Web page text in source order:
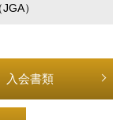
）
入会書類